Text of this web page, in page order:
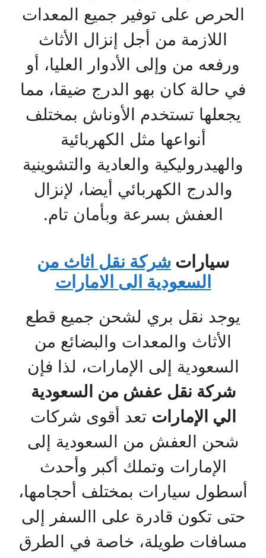
الحرص على توفير جميع المعدات
اللازمة من أجل إنزال الأثاث
ورفعه من وإلى الأدوار العليا، أو
في حالة كان بهو الدرج ضيقا، مما
يجعلها تستخدم الأوناش بمختلف
أنواعها مثل الكهربائية
والهيدروليكية والعادية والتشوينية
والدرج الكهربائي أيضا، لإنزال
العفش بسرعة وبأمان تام.
سيارات شركة نقل اثاث من
السعودية الى الامارات
يوجد نقل بري لشحن جميع قطع
الأثاث والمعدات والبضائع من
السعودية إلى الإمارات، لذا فإن
شركة نقل عفش من السعودية
الي الإمارات تعد أقوى شركات
شحن العفش من السعودية إلى
الإمارات وتملك أكبر وأحدث
أسطول سيارات بمختلف أحجامها،
حتى تكون قادرة على االسفر إلى
مسافات طويلة، خاصة في الطرق